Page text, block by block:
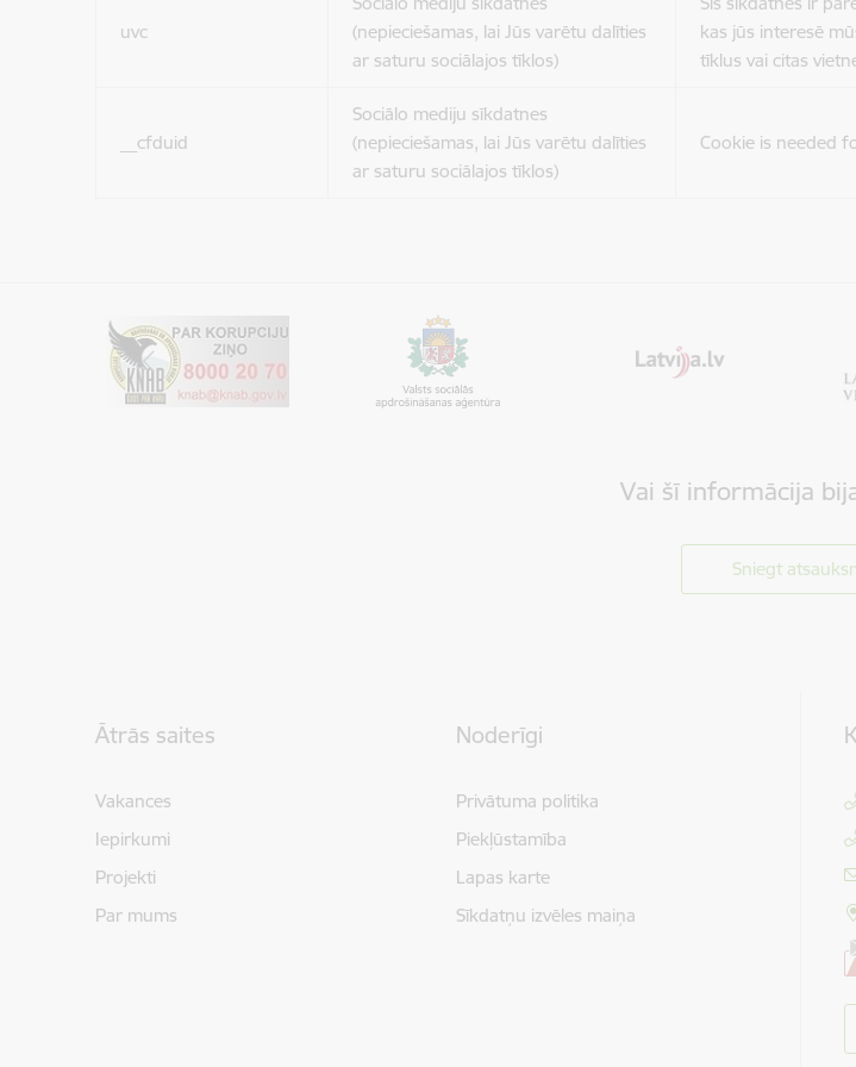
uvc
(nepieciešamas, lai Jūs varētu dalīties
ar saturu sociālajos tīklos)
kas jūs interesē
tīklus vai citas
__cfduid
Sociālo mediju sīkdatnes
(nepieciešamas, lai Jūs varētu dalīties
ar saturu sociālajos tīklos)
Cookie is needed
Vai šī informācija
Sniegt
Ātrās saites
Vakances
Iepirkumi
Projekti
Par mums
Noderīgi
Privātuma politika
Piekļūstamība
Lapas karte
Sīkdatņu izvēles maiņa